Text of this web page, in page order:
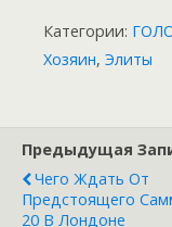
Категории:
Хозяин, Элиты
Предыдущая
Чего Ждать От
Предстоящего
20 В Лондоне